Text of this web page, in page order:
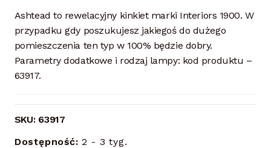
Ashtead to rewelacyjny kinkiet marki Interiors 1900. W
przypadku gdy poszukujesz jakiegoś do dużego
pomieszczenia ten typ w 100% będzie dobry.
Parametry dodatkowe i rodzaj lampy: kod produktu –
63917.
SKU: 63917
Dostępność: 2 - 3 tyg.